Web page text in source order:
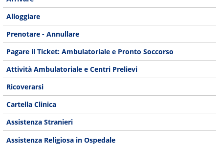
Alloggiare
Prenotare - Annullare
Pagare il Ticket: Ambulatoriale e Pronto Soccorso
Attività Ambulatoriale e Centri Prelievi
Ricoverarsi
Cartella Clinica
Assistenza Stranieri
Assistenza Religiosa in Ospedale